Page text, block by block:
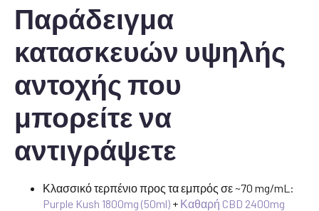
Παράδειγμα
κατασκευών υψηλής
αντοχής που
μπορείτε να
αντιγράψετε
Κλασσικό τερπένιο προς τα εμπρός σε ~70 mg/mL:
Purple Kush 1800mg (50ml) + Καθαρή CBD 2400mg